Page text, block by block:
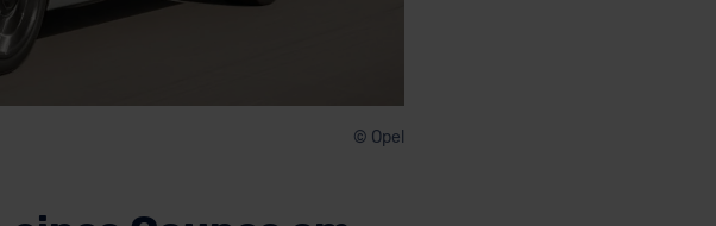
© Opel